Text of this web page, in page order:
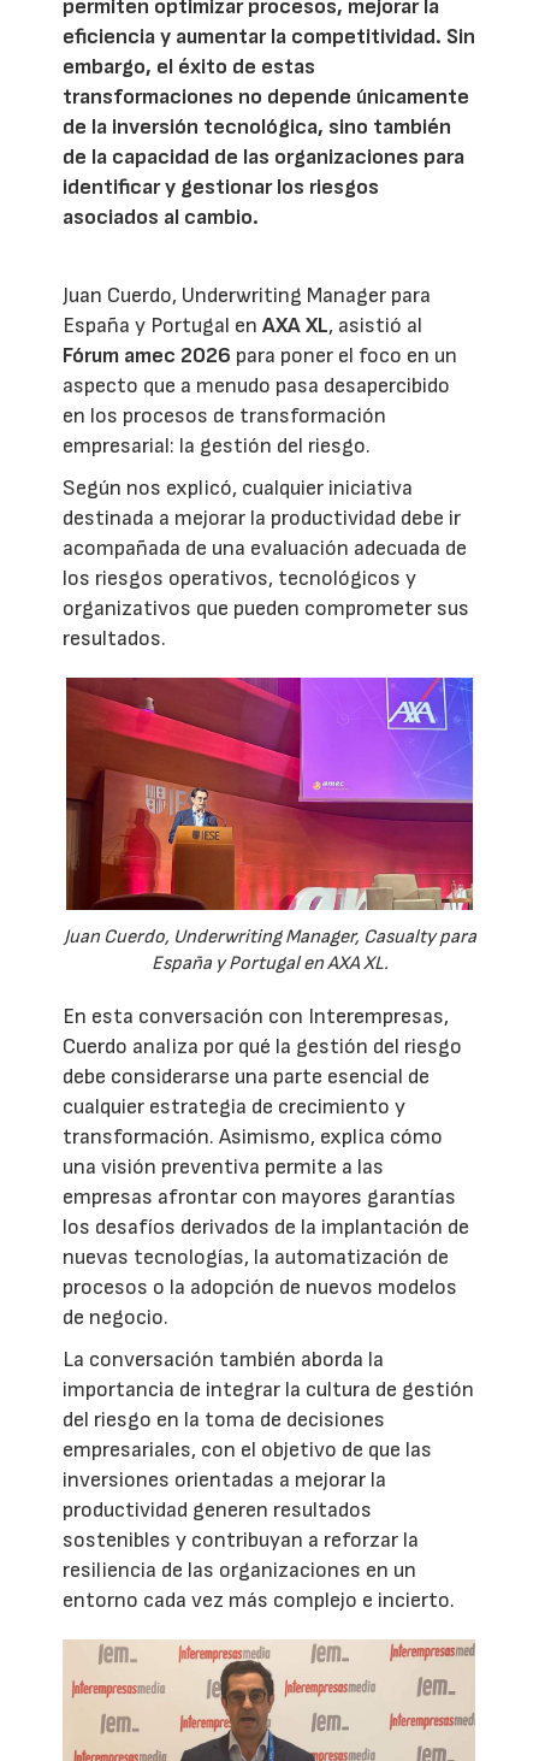
permiten optimizar procesos, mejorar la
eficiencia y aumentar la competitividad. Sin
embargo, el éxito de estas
transformaciones no depende únicamente
de la inversión tecnológica, sino también
de la capacidad de las organizaciones para
identificar y gestionar los riesgos
asociados al cambio.
Juan Cuerdo, Underwriting Manager para
España y Portugal enAXA XL, asistió al
Fórum amec 2026 para poner el foco en un
aspecto que a menudo pasa desapercibido
en los procesos de transformación
empresarial: la gestión del riesgo.
Según nos explicó, cualquier iniciativa
destinada a mejorar la productividad debe ir
acompañada de una evaluación adecuada de
los riesgos operativos, tecnológicos y
organizativos que pueden comprometer sus
resultados.
Juan Cuerdo, Underwriting Manager, Casualty para
España y Portugal en AXA XL.
En esta conversación con Interempresas,
Cuerdo analiza por qué la gestión del riesgo
debe considerarse una parte esencial de
cualquier estrategia de crecimiento y
transformación. Asimismo, explica cómo
una visión preventiva permite a las
empresas afrontar con mayores garantías
los desafíos derivados de la implantación de
nuevas tecnologías, la automatización de
procesos o la adopción de nuevos modelos
de negocio.
La conversación también aborda la
importancia de integrar la cultura de gestión
del riesgo en la toma de decisiones
empresariales, con el objetivo de que las
inversiones orientadas a mejorar la
productividad generen resultados
sostenibles y contribuyan a reforzar la
resiliencia de las organizaciones en un
entorno cada vez más complejo e incierto.